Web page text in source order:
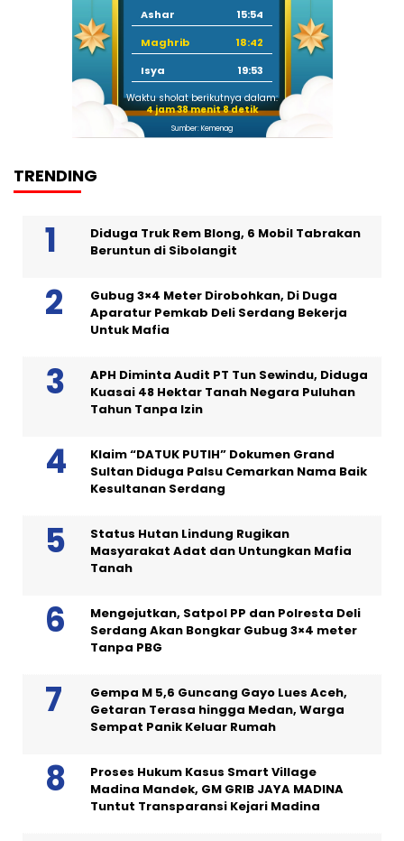
Ashar
15:54
Maghrib
18:42
Isya
19:53
Waktu sholat berikutnya dalam:
4 jam 38 menit 7 detik
Sumber: Kemenag
TRENDING
Diduga Truk Rem Blong, 6 Mobil Tabrakan
Beruntun di Sibolangit
Gubug 3×4 Meter Dirobohkan, Di Duga
Aparatur Pemkab Deli Serdang Bekerja
Untuk Mafia
APH Diminta Audit PT Tun Sewindu, Diduga
Kuasai 48 Hektar Tanah Negara Puluhan
Tahun Tanpa Izin
Klaim “DATUK PUTIH” Dokumen Grand
Sultan Diduga Palsu Cemarkan Nama Baik
Kesultanan Serdang
Status Hutan Lindung Rugikan
Masyarakat Adat dan Untungkan Mafia
Tanah
Mengejutkan, Satpol PP dan Polresta Deli
Serdang Akan Bongkar Gubug 3×4 meter
Tanpa PBG
Gempa M 5,6 Guncang Gayo Lues Aceh,
Getaran Terasa hingga Medan, Warga
Sempat Panik Keluar Rumah
Proses Hukum Kasus Smart Village
Madina Mandek, GM GRIB JAYA MADINA
Tuntut Transparansi Kejari Madina